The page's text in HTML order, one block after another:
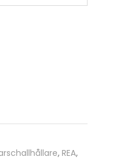
, REA,